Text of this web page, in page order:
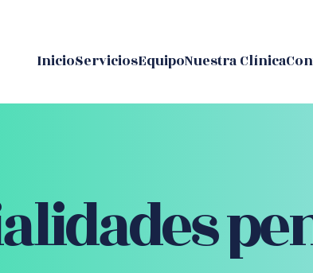
InicioServiciosEquipoNuestra Clínica